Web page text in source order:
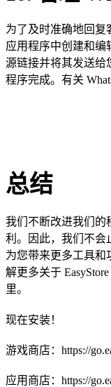
为了及时准确地回复
应用程序中创建和编
源链接并将其发送给
程序完成。有关
总结
我们不断改进我们的
利。因此，我们不会
为您带来更多工具和
解更多关于
里。
现在安装！
游戏商店：https://
应用商店：https://